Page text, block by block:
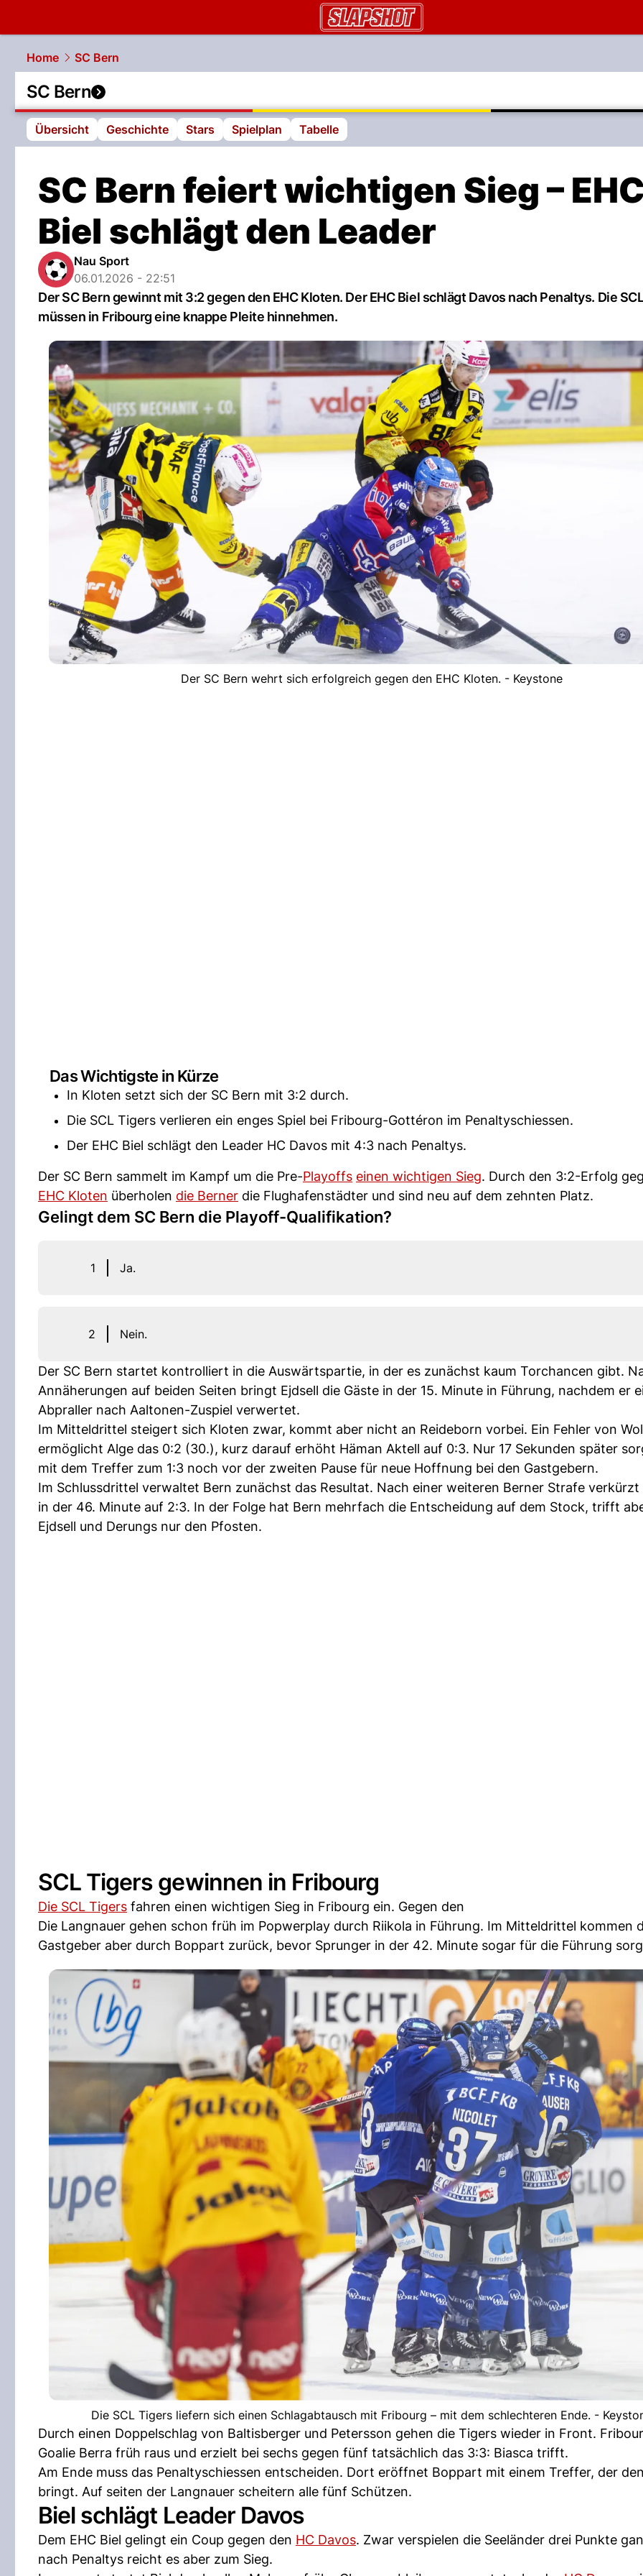
slapshot.NAU.ch
Home
SC Bern
SC Bern
Übersicht Geschichte Stars Spielplan Tabelle
SC Bern feiert wichtigen Sieg –
Biel schlägt den Leader
Nau Sport
06.01.2026 - 22:51
Der SC Bern gewinnt mit 3:2 gegen den EHC Kloten. Der EHC Biel schlägt Davos nach Penaltys. Die
müssen in Fribourg eine knappe Pleite hinnehmen.
Der SC Bern wehrt sich erfolgreich gegen den EHC Kloten. - Keystone
Das Wichtigste in Kürze
In Kloten setzt sich der SC Bern mit 3:2 durch.
Die SCL Tigers verlieren ein enges Spiel bei Fribourg-Gottéron im Penaltyschiessen.
Der EHC Biel schlägt den Leader HC Davos mit 4:3 nach Penaltys.
Der SC Bern sammelt im Kampf um die Pre-Playoffs einen wichtigen Sieg. Durch den 3:2-Erfolg
EHC Kloten überholen die Berner die Flughafenstädter und sind neu auf dem zehnten Platz.
Gelingt dem SC Bern die Playoff-Qualifikation?
1 Ja.
2 Nein.
Der SC Bern startet kontrolliert in die Auswärtspartie, in der es zunächst kaum Torchancen gibt.
Annäherungen auf beiden Seiten bringt Ejdsell die Gäste in der 15. Minute in Führung, nachdem er
Abpraller nach Aaltonen-Zuspiel verwertet.
Im Mitteldrittel steigert sich Kloten zwar, kommt aber nicht an Reideborn vorbei. Ein Fehler von
ermöglicht Alge das 0:2 (30.), kurz darauf erhöht Häman Aktell auf 0:3. Nur 17 Sekunden später
mit dem Treffer zum 1:3 noch vor der zweiten Pause für neue Hoffnung bei den Gastgebern.
Im Schlussdrittel verwaltet Bern zunächst das Resultat. Nach einer weiteren Berner Strafe
in der 46. Minute auf 2:3. In der Folge hat Bern mehrfach die Entscheidung auf dem Stock, trifft
Ejdsell und Derungs nur den Pfosten.
SCL Tigers gewinnen in Fribourg
Die SCL Tigers fahren einen wichtigen Sieg in Fribourg ein. Gegen den
Die Langnauer gehen schon früh im Popwerplay durch Riikola in Führung. Im Mitteldrittel kommen
Gastgeber aber durch Boppart zurück, bevor Sprunger in der 42. Minute sogar für die Führung
Die SCL Tigers liefern sich einen Schlagabtausch mit Fribourg – mit dem schlechteren Ende. -
Durch einen Doppelschlag von Baltisberger und Petersson gehen die Tigers wieder in Front.
Goalie Berra früh raus und erzielt bei sechs gegen fünf tatsächlich das 3:3: Biasca trifft.
Am Ende muss das Penaltyschiessen entscheiden. Dort eröffnet Boppart mit einem Treffer, der
bringt. Auf seiten der Langnauer scheitern alle fünf Schützen.
Biel schlägt Leader Davos
Dem EHC Biel gelingt ein Coup gegen den HC Davos. Zwar verspielen die Seeländer drei Punkte
nach Penaltys reicht es aber zum Sieg.